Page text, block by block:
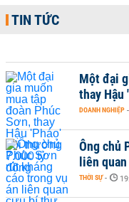
TIN TỨC
Một đại
thay Hậu
DOANH NGHIỆP -
Ông chủ
liên
THỜI SỰ -